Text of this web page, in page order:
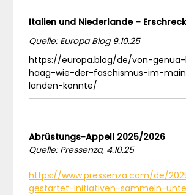
Italien und Niederlande –
Quelle: Europa Blog 9.10.25
https://europa.blog/de/von-
haag-wie-der-faschismus-im-
landen-konnte/
Abrüstungs-Appell 2025/2026
Quelle: Pressenza, 4.10.25
https://www.pressenza.com/de/
gestartet-initiativen-sammeln-